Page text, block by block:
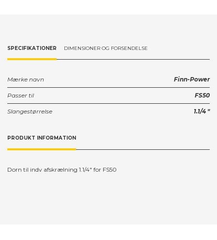
SPECIFIKATIONER DIMENSIONER OG FORSENDELSE
Mærke navn Finn-Power
Passer til FS50
Slangestørrelse 1.1/4 "
PRODUKT INFORMATION
Dorn til indv afskrælning 1.1/4" for FS50